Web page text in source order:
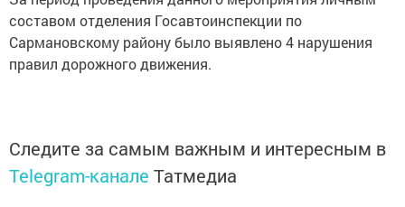
составом отделения Госавтоинспекции по
Сармановскому району было выявлено 4 нарушения
правил дорожного движения.
Следите за самым важным и интересным в
Telegram-канале Татмедиа